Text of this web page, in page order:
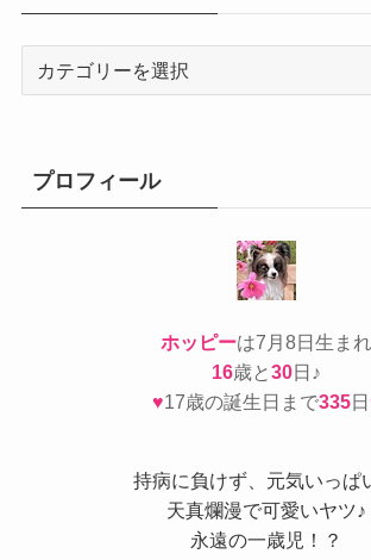
ープロフィール
ホッピーは7月8日生まれ
16歳と30日♪
♥17歳の誕生日まで335日
持病に負けず、元気いっぱ
天真爛漫で可愛いヤツ♪
永遠の一歳児！？